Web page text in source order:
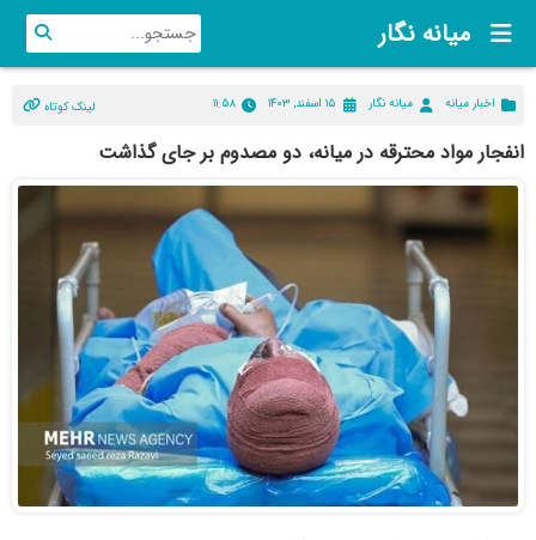
میانه نگار
اخبار میانه میانه نگار ۱۵ اسفند, ۱۴۰۳ ۱۱:۵۸ لینک کوتاه
انفجار مواد محترقه در میانه، دو مصدوم بر جای گذاشت